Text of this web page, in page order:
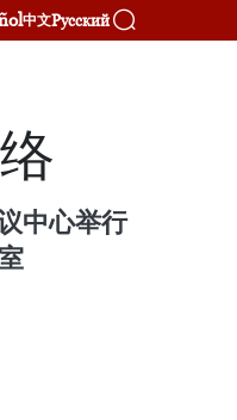
中文Русский
中心举行